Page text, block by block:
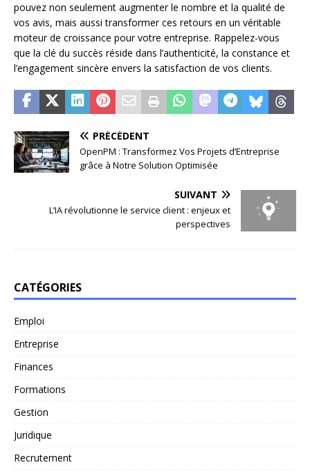
pouvez non seulement augmenter le nombre et la qualité de
vos avis, mais aussi transformer ces retours en un véritable
moteur de croissance pour votre entreprise. Rappelez-vous
que la clé du succès réside dans l’authenticité, la constance et
l’engagement sincère envers la satisfaction de vos clients.
PRÉCÉDENT
OpenPM : Transformez Vos Projets d’Entreprise
grâce à Notre Solution Optimisée
SUIVANT
L’IA révolutionne le service client : enjeux et
perspectives
CATÉGORIES
Emploi
Entreprise
Finances
Formations
Gestion
Juridique
Recrutement